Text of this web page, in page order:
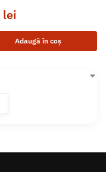
lei
Adaugă în coș